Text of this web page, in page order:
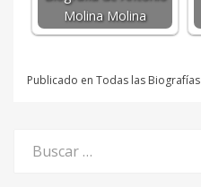
Molina Molina
Publicado en Todas las Biografías
por: